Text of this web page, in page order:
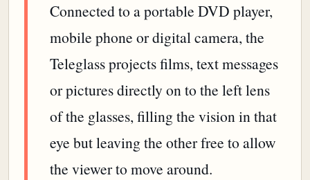
Connected to a portable DVD player,
mobile phone or digital camera, the
Teleglass projects films, text messages
or pictures directly on to the left lens
of the glasses, filling the vision in that
eye but leaving the other free to allow
the viewer to move around.